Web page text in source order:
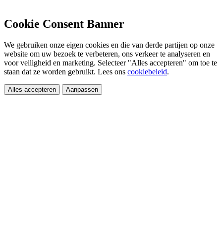
Cookie Consent Banner
We gebruiken onze eigen cookies en die van derde partijen op onze
website om uw bezoek te verbeteren, ons verkeer te analyseren en
voor veiligheid en marketing. Selecteer "Alles accepteren" om toe te
staan dat ze worden gebruikt. Lees ons cookiebeleid.
Alles accepteren Aanpassen